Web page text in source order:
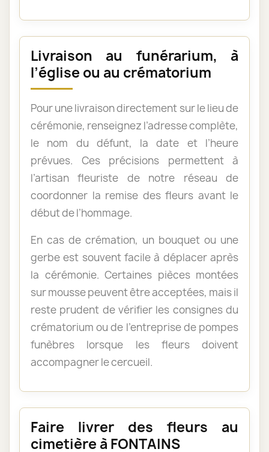
Livraison au funérarium, à
l’église ou au crématorium
Pour une livraison directement sur le lieu de
cérémonie, renseignez l’adresse complète,
le nom du défunt, la date et l’heure
prévues. Ces précisions permettent à
l’artisan fleuriste de notre réseau de
coordonner la remise des fleurs avant le
début de l’hommage.
En cas de crémation, un bouquet ou une
gerbe est souvent facile à déplacer après
la cérémonie. Certaines pièces montées
sur mousse peuvent être acceptées, mais il
reste prudent de vérifier les consignes du
crématorium ou de l’entreprise de pompes
funèbres lorsque les fleurs doivent
accompagner le cercueil.
Faire livrer des fleurs au
cimetière à FONTAINS